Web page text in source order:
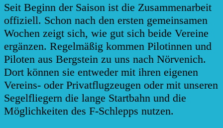
Seit Beginn der Saison ist die Zusammenarbeit
offiziell. Schon nach den ersten gemeinsamen
Wochen zeigt sich, wie gut sich beide Vereine
ergänzen. Regelmäßig kommen Pilotinnen und
Piloten aus Bergstein zu uns nach Nörvenich.
Dort können sie entweder mit ihren eigenen
Vereins- oder Privatflugzeugen oder mit unseren
Segelfliegern die lange Startbahn und die
Möglichkeiten des F-Schlepps nutzen.